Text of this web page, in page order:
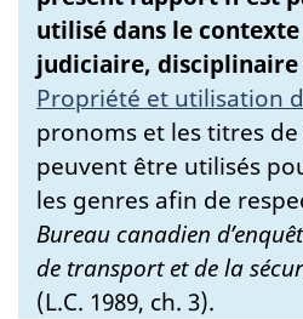
utilisé dans le
judiciaire,
Propriété et utilisation
pronoms et les titres
peuvent être utilisés
les genres afin de
Bureau canadien
de transport et de la
(L.C. 1989, ch. 3).